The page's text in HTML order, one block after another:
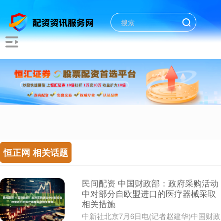
恒正网 相关话题
民间配资 中国财政部：政府采购活动
中对部分自欧盟进口的医疗器械采取
相关措施
中新社北京7月6日电(记者赵建华)中国财政